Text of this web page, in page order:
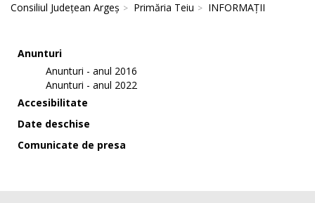
Consiliul Județean Argeș Primăria Teiu INFORMAȚII
Anunturi
Anunturi - anul 2016
Anunturi - anul 2022
Accesibilitate
Date deschise
Comunicate de presa